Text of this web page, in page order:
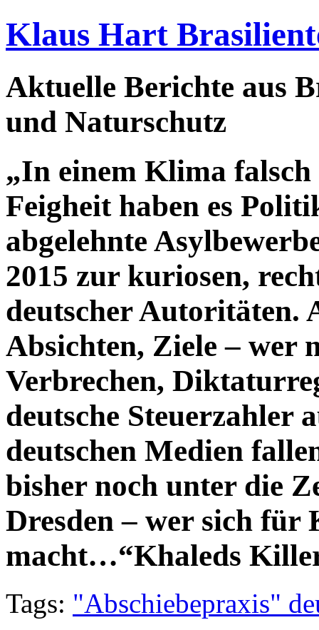
Klaus Hart
Aktuelle Berichte aus
und Naturschutz
„In einem Klima
Feigheit haben es
abgelehnte
2015 zur kuriosen,
deutscher Autoritäten.
Absichten, Ziele – wer
Verbrechen,
deutsche
deutschen Medien
bisher noch unter die
Dresden – wer sich
macht…“Khaleds
Tags: "Abschiebepraxis"